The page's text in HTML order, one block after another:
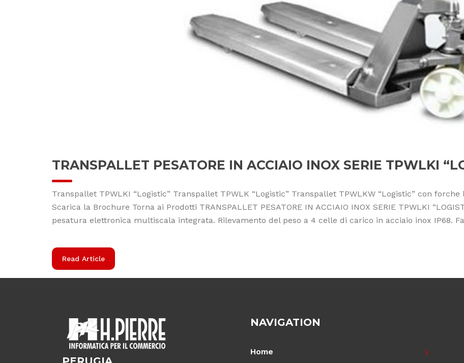
TRANSPALLET PESATORE IN ACCIAIO INOX SERIE TPWLKI
Transpallet TPWLKI “Logistic” Transpallet TPWLK “Logistic” Transpallet TPWLKW “Logistic” con
Scarica la Brochure Torna ai Prodotti TRANSPALLET PESATORE IN ACCIAIO INOX SERIE TPWLKI
pesatura elettronica multiscala integrata. Rilevamento del peso a 4 celle di carico in acciaio inox IP68.
Read Article
NAVIGATION
Home